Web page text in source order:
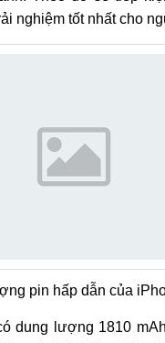
nghiệm tốt nhất cho
pin hấp dẫn của
dung lượng 1810